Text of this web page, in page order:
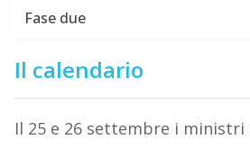
Fase due
Il calendario
Il 25 e 26 settembre i ministri